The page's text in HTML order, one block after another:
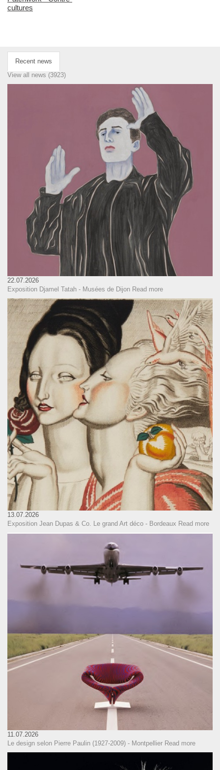
cultures
Recent news
View all news (3923)
22.07.2026
Exposition Djamel Tatah - Musées de Dijon Read more
13.07.2026
Exposition Jean Dupas & Co. Le grand Art déco - Bordeaux Read more
11.07.2026
Le design selon Pierre Paulin (1927-2009) - Montpellier Read more